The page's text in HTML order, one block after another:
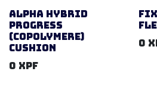
ALPHA HYBRID
PROGRESS
(COPOLYMERE)
CUSHION
0 XPF
0